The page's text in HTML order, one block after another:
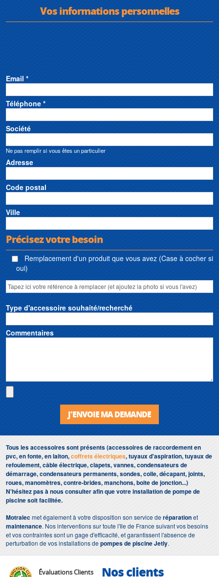
Vos informations personnelles
Email *
Téléphone *
Société
Ne pas remplir si vous êtes un particulier
Adresse
Code postal
Ville
Précisez votre besoin
Remplacement d'un produit que vous avez (Case à cocher si
oui)
Type d'accessoire souhaité/recherché
Commentaires
J'ENVOIE MA DEMANDE
Tous les accessoires sont présents (accessoires de raccordement en
pvc, en fonte, en laiton,coffrets électriques, tuyaux d'aspiration, tuyaux de
refoulement, câble électrique, clapets, vannes, condensateurs de
démarrage, condensateurs permanents, sondes, colle, décapant, joints,
roues, manomètres, contre-brides, manchons, boite de jonction...)
N'hésitez pas à nous consulter afin que votre installation de pompe de
piscine soit facilitée.
Motralecmet également à votre disposition son service deréparationet
maintenance. Nos interventions sur toute l'Ile de France suivant vos besoins
et vos contraintes sont un gage d'efficacité, et garantissent l'absence de
perturbation de vos installations depompes de piscine Jetly.
Évaluations Clients
Nos clients